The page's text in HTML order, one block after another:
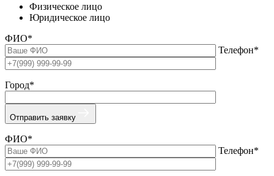
Физическое лицо
Юридическое лицо
ФИО*
Телефон*
Город*
Отправить заявку
ФИО*
Телефон*